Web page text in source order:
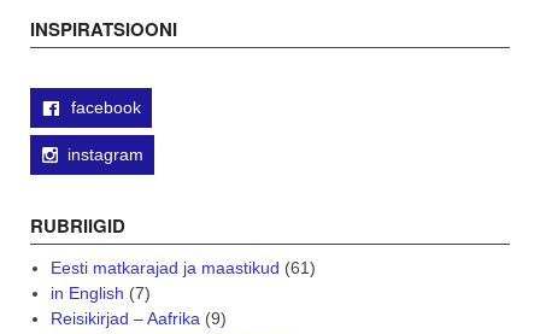
INSPIRATSIOONI
facebook
instagram
RUBRIIGID
Eesti matkarajad ja maastikud (61)
in English (7)
Reisikirjad – Aafrika(9)